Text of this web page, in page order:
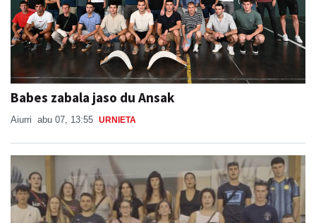
Babes zabala jaso du Ansak
Aiurri abu 07, 13:55 URNIETA